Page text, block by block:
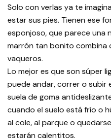
Solo con verlas ya te
estar sus pies. Tienen ese
esponjoso, que parece una
marrón tan bonito combina
vaqueros.
Lo mejor es que son súper
puede andar, correr o subir
suela de goma
cuando el suelo está frío o
al cole, al parque o
estarán calentitos.